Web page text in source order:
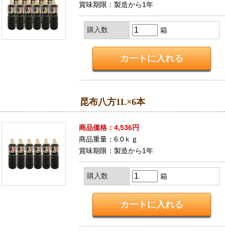
賞味期限：製造から1年
購入数 箱
昆布八方1L×6本
商品価格：4,536円
商品重量：6.0ｋｇ
賞味期限：製造から1年
購入数 箱